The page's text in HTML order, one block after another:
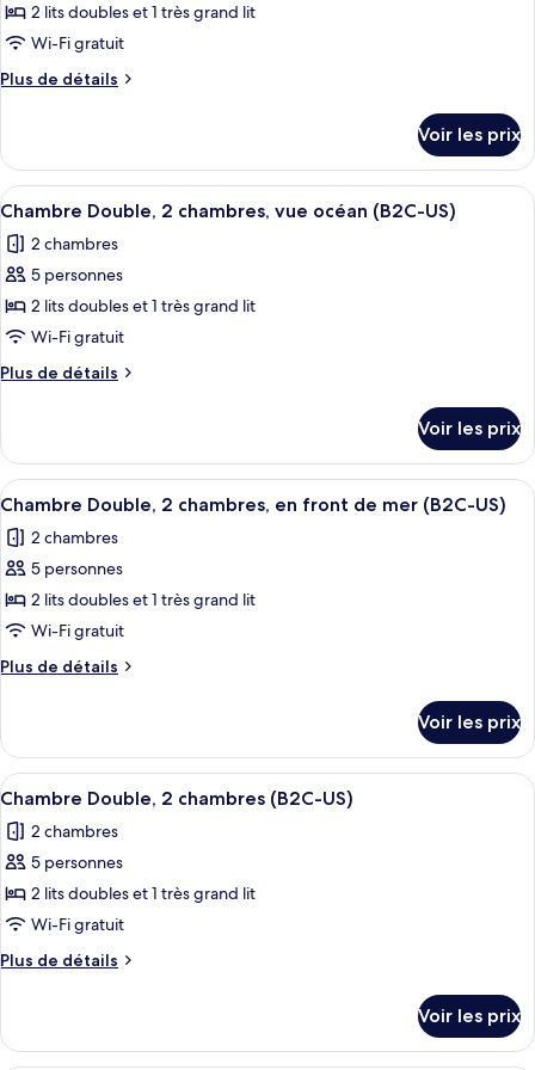
(Swim-
Up
|
B2C-
CA)
front
de
(Swim-
B2C-
CA)
pour
ce
type
de
Chambre
Double,
2
chambres,
vue
jardin
(B2C-
US)
2 lits doubles et 1 très grand lit
Wi-Fi gratuit
Plus de détails
Plus
le
type
de
Chambre
Double,
chambres,
vue
(B2C-
Voir les prix
Afficher
toutes
les
photos
pour
ce
type
de
Chambre
Double,
2
chambres,
vue
océan
(B2C-
US)
Une chambre d’hôtel avec un
5
Chambre Double, 2 chambres, vue océan (B2C-US)
2 chambres
5 personnes
2 lits doubles et 1 très grand lit
Wi-Fi gratuit
Plus de détails
Plus
le
type
de
Chambre
Double,
chambres,
vue
(B2C-
Voir les prix
Afficher
toutes
les
photos
pour
ce
type
de
Chambre
Double,
2
chambres,
en
front
de
mer
(B2C-
Une chambre d’hôtel avec un
7
Chambre Double, 2 chambres, en front de mer (B2C-US)
2 chambres
5 personnes
2 lits doubles et 1 très grand lit
Wi-Fi gratuit
Plus de détails
Plus
le
type
de
Chambre
Double,
chambres,
en
de
Voir les prix
Afficher
toutes
les
photos
pour
ce
type
de
Chambre
Double,
Une chambre d’hôtel avec deux
6
Chambre Double, 2 chambres (B2C-US)
2 chambres
5 personnes
2 lits doubles et 1 très grand lit
Wi-Fi gratuit
Plus de détails
Plus
le
Voir les prix